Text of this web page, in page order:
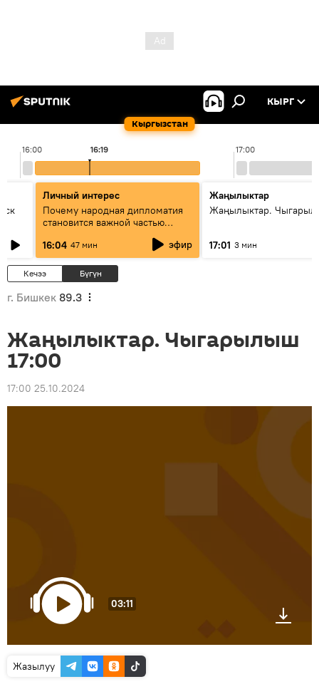
Кыргызстан
КЫРГ
16:00 17:00
16:19
Личный интерес
Почему народная дипломатия
становится важной частью
сотрудничества
16:04 47 мин эфир
Жаңылыктар
Жаңылыктар.
17:01 3 мин
Кечээ Бүгүн
г. Бишкек 89.3
Жаңылыктар. Чыгарылыш
17:00
17:00 25.10.2024
03:11
Жазылуу